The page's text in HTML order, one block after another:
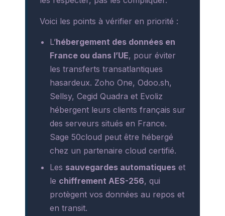
Voici les points à vérifier en priorité :
L’hébergement des données en
France ou dans l’UE, pour éviter
les transferts transatlantiques
hasardeux. Zoho One, Odoo.sh,
Sellsy, Cegid Quadra et Evoliz
hébergent leurs clients français sur
des serveurs situés en France.
Sage 50cloud peut être hébergé
chez un partenaire cloud certifié.
Les sauvegardes automatiques et
le chiffrement AES-256, qui
protègent vos données au repos et
en transit.